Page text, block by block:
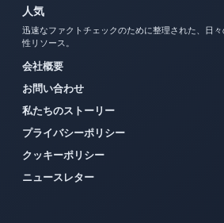
人気
迅速なファクトチェックのために整理された、日
性リソース。
会社概要
お問い合わせ
私たちのストーリー
プライバシーポリシー
クッキーポリシー
ニュースレター